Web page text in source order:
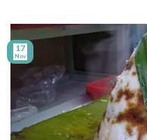
17
Nov